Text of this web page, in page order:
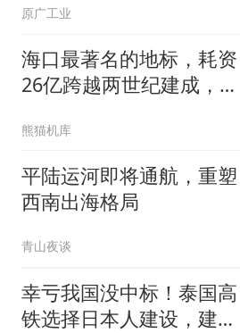
原广工业
海口最著名的地标，耗资
26亿跨越两世纪建成，所
熊猫机库
平陆运河即将通航，重塑
西南出海格局
青山夜谈
幸亏我国没中标！泰国高
铁选择日本人建设，建成